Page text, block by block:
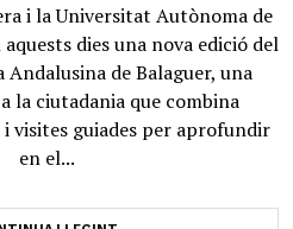
i la Universitat Autònoma de
dies una nova edició del
Andalusina de Balaguer, una
la ciutadania que combina
visites guiades per aprofundir
en el...